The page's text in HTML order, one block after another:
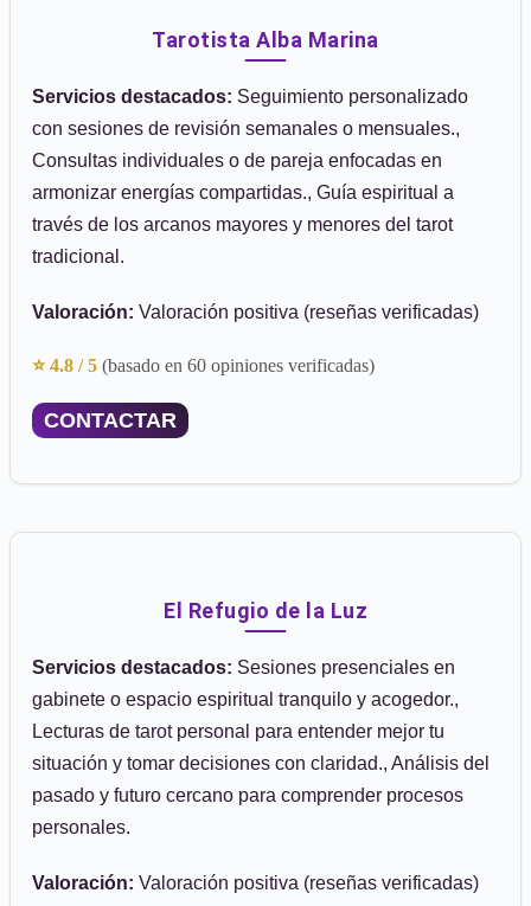
Tarotista Alba Marina
Servicios destacados: Seguimiento personalizado
con sesiones de revisión semanales o mensuales.,
Consultas individuales o de pareja enfocadas en
armonizar energías compartidas., Guía espiritual a
través de los arcanos mayores y menores del tarot
tradicional.
Valoración: Valoración positiva (reseñas verificadas)
⭐ 4.8 / 5 (basado en 60 opiniones verificadas)
CONTACTAR
El Refugio de la Luz
Servicios destacados: Sesiones presenciales en
gabinete o espacio espiritual tranquilo y acogedor.,
Lecturas de tarot personal para entender mejor tu
situación y tomar decisiones con claridad., Análisis del
pasado y futuro cercano para comprender procesos
personales.
Valoración: Valoración positiva (reseñas verificadas)